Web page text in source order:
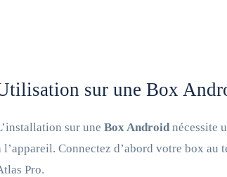
sur une Box
sur une Box Androidnécessite
l’appareil. Connectez d’abord votre box
Pro.